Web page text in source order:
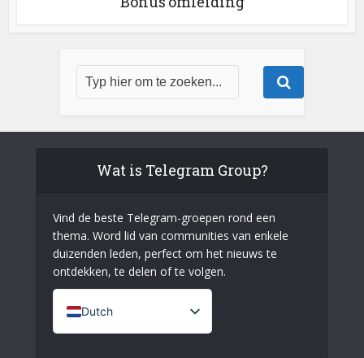
Wat is Telegram Group?
Vind de beste Telegram-groepen rond een
thema. Word lid van communities van enkele
duizenden leden, perfect om het nieuws te
ontdekken, te delen of te volgen.
Dutch
French (France)